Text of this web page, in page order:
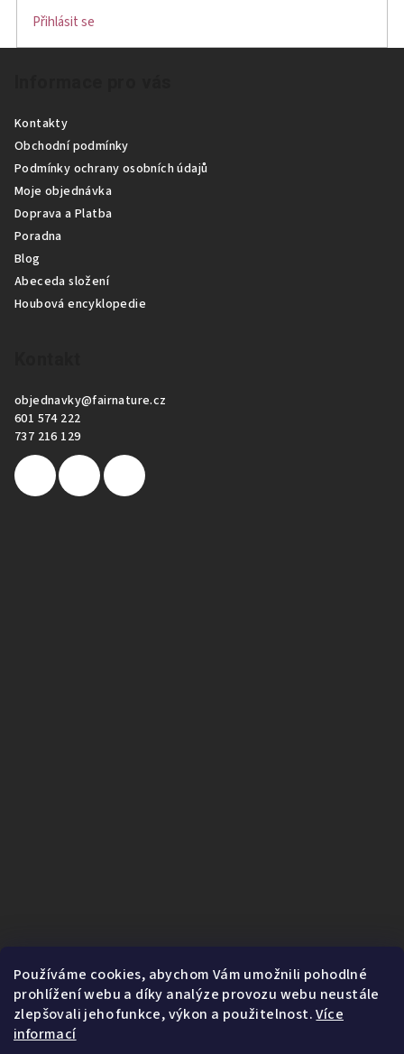
Používáme cookies, abychom Vám umožnili pohodlné
prohlížení webu a díky analýze provozu webu neustále
zlepšovali jeho funkce, výkon a použitelnost.Více
informací
Přihlásit se
Kontakty
Obchodní podmínky
Podmínky ochrany osobních údajů
Moje objednávka
Doprava a Platba
Poradna
Blog
Abeceda složení
Houbová encyklopedie
objednavky@fairnature.cz
601 574 222
737 216 129